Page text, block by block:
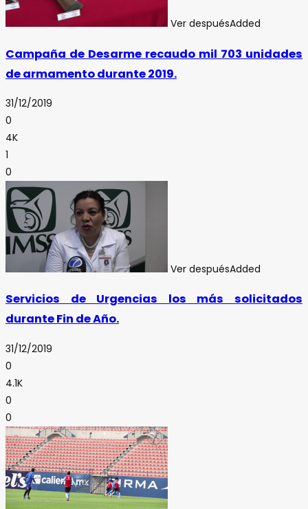
Ver despuésAdded
Campaña de Desarme recaudo mil 703 unidades
de armamento durante 2019.
31/12/2019
0
4K
1
0
Ver despuésAdded
Servicios de Urgencias los más solicitados
durante Fin de Año.
31/12/2019
0
4.1K
0
0